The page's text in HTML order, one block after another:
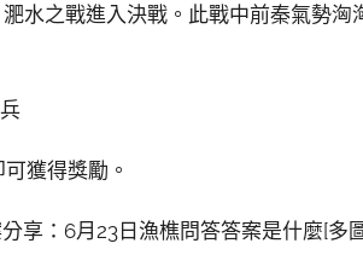
水之戰進入決戰。此戰中前秦氣勢洶
獲得獎勵。